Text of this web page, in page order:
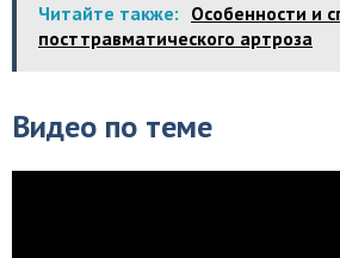
Читайте также: Особенности и
посттравматического артроза
Видео по теме